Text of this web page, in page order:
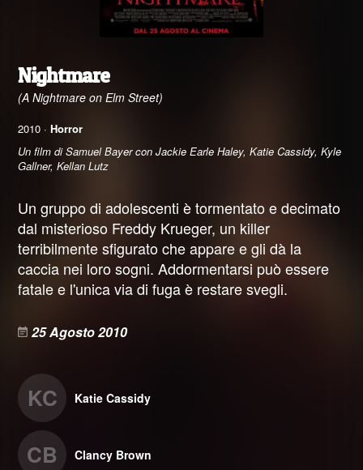
Nightmare
(A Nightmare on Elm Street)
2010 · Horror
Un film di Samuel Bayer con Jackie Earle Haley, Katie Cassidy, Kyle
Gallner, Kellan Lutz
Un gruppo di adolescenti è tormentato e decimato
dal misterioso Freddy Krueger, un killer
terribilmente sfigurato che appare e gli dà la
caccia nei loro sogni. Addormentarsi può essere
fatale e l'unica via di fuga è restare svegli.
25 Agosto 2010
KC Katie Cassidy
CB Clancy Brown